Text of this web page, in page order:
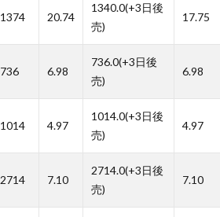
1374 20.74
1340.0(+3日後
売)
17.75
736 6.98
736.0(+3日後
売)
6.98
1014 4.97
1014.0(+3日後
売)
4.97
2714 7.10
2714.0(+3日後
売)
7.10